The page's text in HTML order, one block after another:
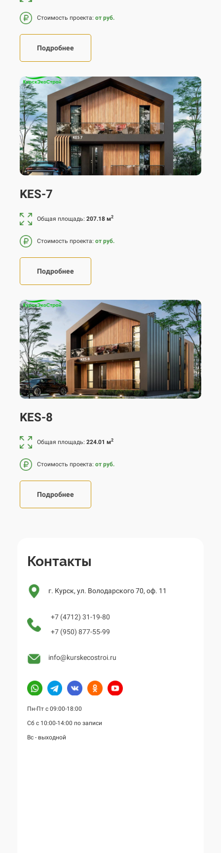
Стоимость проекта: от руб.
Подробнее
KES-7
Общая площадь: 207.18 м2
Стоимость проекта: от руб.
Подробнее
KES-8
Общая площадь: 224.01 м2
Стоимость проекта: от руб.
Подробнее
Контакты
г. Курск, ул. Володарского 70, оф. 11
+7 (4712) 31-19-80
+7 (950) 877-55-99
info@kurskecostroi.ru
Пн-Пт с 09:00-18:00
Сб с 10:00-14:00 по записи
Вс - выходной